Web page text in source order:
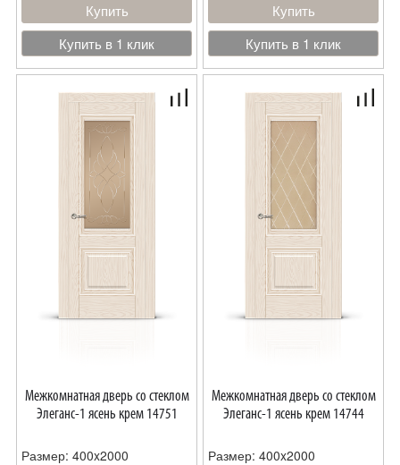
Купить
Купить в 1 клик
Купить
Купить в 1 клик
Межкомнатная дверь со стеклом
Элеганс-1 ясень крем 14751
Размер: 400x2000
Межкомнатная дверь со стеклом
Элеганс-1 ясень крем 14744
Размер: 400x2000